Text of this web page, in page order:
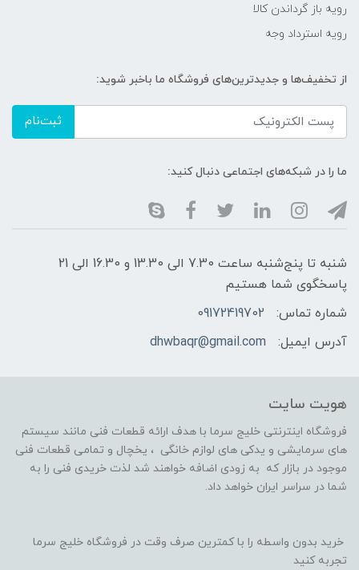
رویه باز گرداندن کالا
رویه استرداد وجه
از تخفیف‌ها و جدیدترین‌های فروشگاه ما باخبر شوید:
ثبت‌نام
ما را در شبکه‌های اجتماعی دنبال کنید:
شنبه تا پنج‌شنبه ساعت 7.30 الی 13.30 و 16.30 الی 21
پاسخگوی شما هستیم
شماره تماس:
09172419702
آدرس ایمیل:
dhwbaqr@gmail.com
هویت سایت
فروشگاه اینترنتی خلیج سرما با هدف ارائه قطعات فنی مانند سیستم
های سرمایشی و یدکی های لوازم خانگی ، یخچال و تمامی قطعات فنی
موجود در بازار که به زودی اضافه خواهند شد لذت خریدی فنی را به
شما در سراسر ایران خواهد داد.
خرید بدون واسطه را با کمترین صرف وقت در فروشگاه خلیج سرما
تجربه کنید